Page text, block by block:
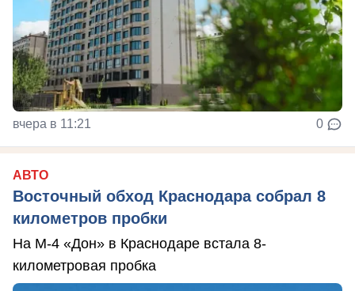
вчера в 11:21 0
АВТО
Восточный обход Краснодара собрал 8
километров пробки
На М-4 «Дон» в Краснодаре встала 8-
километровая пробка